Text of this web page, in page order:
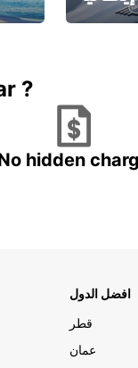
?
hidden
افضل الدول
قطر
عمان